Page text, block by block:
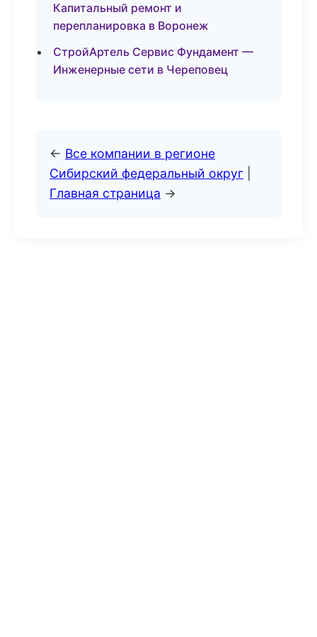
Капитальный ремонт и
перепланировка в Воронеж
СтройАртель Сервис Фундамент —
Инженерные сети в Череповец
← Все компании в регионе
Сибирский федеральный округ
Главная страница →